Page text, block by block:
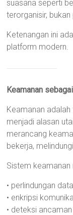
suasana seperti
terorganisir,
Ketenangan ini
platform modern.
Keamanan
Keamanan
menjadi alasan
merancang
bekerja,
Sistem keamanan
• perlindungan
• enkripsi
• deteksi